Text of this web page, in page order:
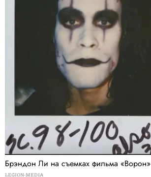
Брэндон Ли на съемках фильма «Ворон»
LEGION-MEDIA